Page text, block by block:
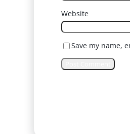
Website
Save my name,